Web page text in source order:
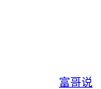
富哥说